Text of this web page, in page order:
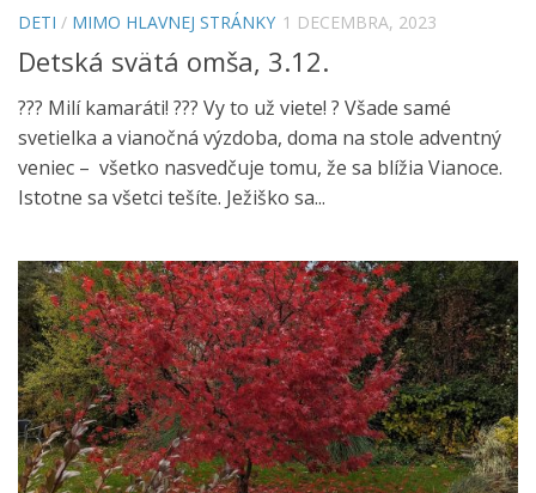
DETI / MIMO HLAVNEJ STRÁNKY 1 DECEMBRA, 2023
Detská svätá omša, 3.12.
??? Milí kamaráti! ??? Vy to už viete! ? Všade samé
svetielka a vianočná výzdoba, doma na stole adventný
veniec – všetko nasvedčuje tomu, že sa blížia Vianoce.
Istotne sa všetci tešíte. Ježiško sa...